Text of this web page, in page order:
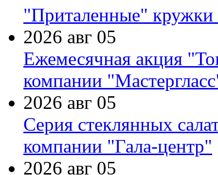
"Приталенные" кружки
2026 авг 05
Ежемесячная акция
компании
2026 авг 05
Серия стеклянных
компании "Гала-центр"
2026 авг 05